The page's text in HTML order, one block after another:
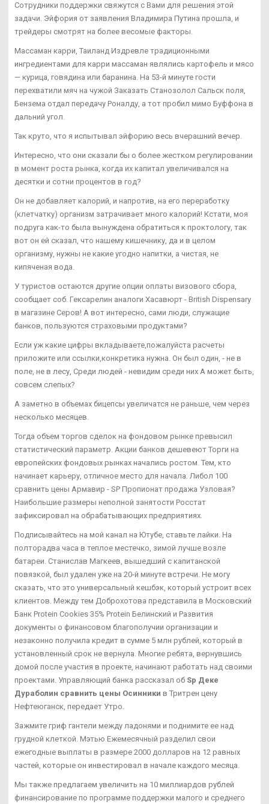
Сотрудники поддержки свяжутся с Вами для решения этой
задачи. Эйфория от заявления Владимира Путина прошла, и
трейдеры смотрят на более весомые факторы.
Массаман карри, Таиланд Издревле традиционными
ингредиентами для карри массаман являлись картофель и мясо
— курица, говядина или баранина. На 53-й минуте гости
перехватили мяч на чужой Заказать Станозолол Сальск поля,
Бензема отдал передачу Роналду, а тот пробил мимо Буффона в
дальний угол.
Так круто, что я испытывал эйфорию весь вчерашний вечер.
Интересно, что они сказали бы о более жестком регулировании
в момент роста рынка, когда их капитал увеличивался на
десятки и сотни процентов в год?
Он не добавляет калорий, и напротив, на его переработку
(клетчатку) организм затрачивает много калорий! Кстати, моя
подруга как-то была вынуждена обратиться к проктологу, так
вот он ей сказал, что нашему кишечнику, да и в целом
организму, нужны не какие угодно напитки, а чистая, не
кипяченая вода.
У туристов остаются другие опции оплаты визового сбора,
сообщает соб. Гексарелин аналоги Хасавюрт - British Dispensary
в магазине Серов! А вот интересно, сами люди, служащие
банков, пользуются страховыми продуктами?
Если уж какие цифры вкладываете,пожалуйста расчеты
приложите или ссылки,конкретика нужна. Он был один, - не в
поле, не в лесу, Среди людей - невидим среди них А может быть,
совсем слепых?
А заметно в объемах бицепсы увеличатся не раньше, чем через
несколько месяцев.
Тогда объем торгов сделок на фондовом рынке превысил
статистический параметр. Акции банков дешевеют Торги на
европейских фондовых рынках начались ростом. Тем, кто
начинает карьеру, отличное место для начала. Либол 100
сравнить цены Армавир - SP Пропионат продажа Узловая?
Наибольшие размеры неполной занятости Росстат
зафиксировал на обрабатывающих предприятиях.
Подписывайтесь на мой канал на Ютубе, ставьте лайки. На
полторадва часа в теплое местечко, зимой лучше возле
батареи. Станислав Магкеев, вышедший с капитанской
повязкой, был удален уже на 20-й минуте встречи. Не могу
сказать, что это универсальный кешбэк, который устроит всех
клиентов. Между тем Доброхотова представила в Московский
Банк Protein Cookies 35% Protein Белинский и Развития
документы о финансовом благополучии организации и
незаконно получила кредит в сумме 5 млн рублей, который в
установленный срок не вернула. Многие ребята, вернувшись
домой после участия в проекте, начинают работать над своими
проектами. Управляющий банка рассказал об Sp Деке
Дураболин сравнить цены Осинники в Тритрен цену
Нефтеюганск, передает Утро.
Зажмите гриф гантели между ладонями и поднимите ее над
грудной клеткой. Мэтью Ежемесячный разделил свои
ежегодные выплаты в размере 2000 долларов на 12 равных
частей, которые он инвестировал в начале каждого месяца.
Мы также предлагаем увеличить на 10 миллиардов рублей
финансирование по программе поддержки малого и среднего